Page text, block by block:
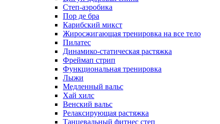
Степ-аэробика
Пор де бра
Карибский микст
Жиросжигающая тренировка на все тело
Пилатес
Динамико-статическая растяжка
Фреймап стрип
Функциональная тренировка
Лыжи
Медленный вальс
Хай хилс
Венский вальс
Релаксирующая растяжка
Танцевальный фитнес степ